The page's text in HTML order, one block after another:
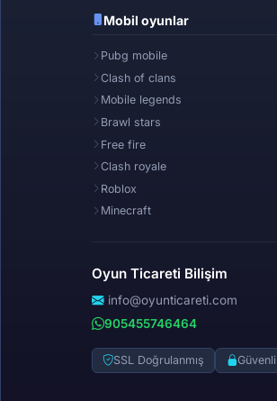
Mobil oyunlar
Pubg mobile
Clash of clans
Mobile legends
Brawl stars
Free fire
Clash royale
Roblox
Minecraft
Oyun Ticareti Bilişim
info@oyunticareti.com
905455746464
SSL Doğrulanmış